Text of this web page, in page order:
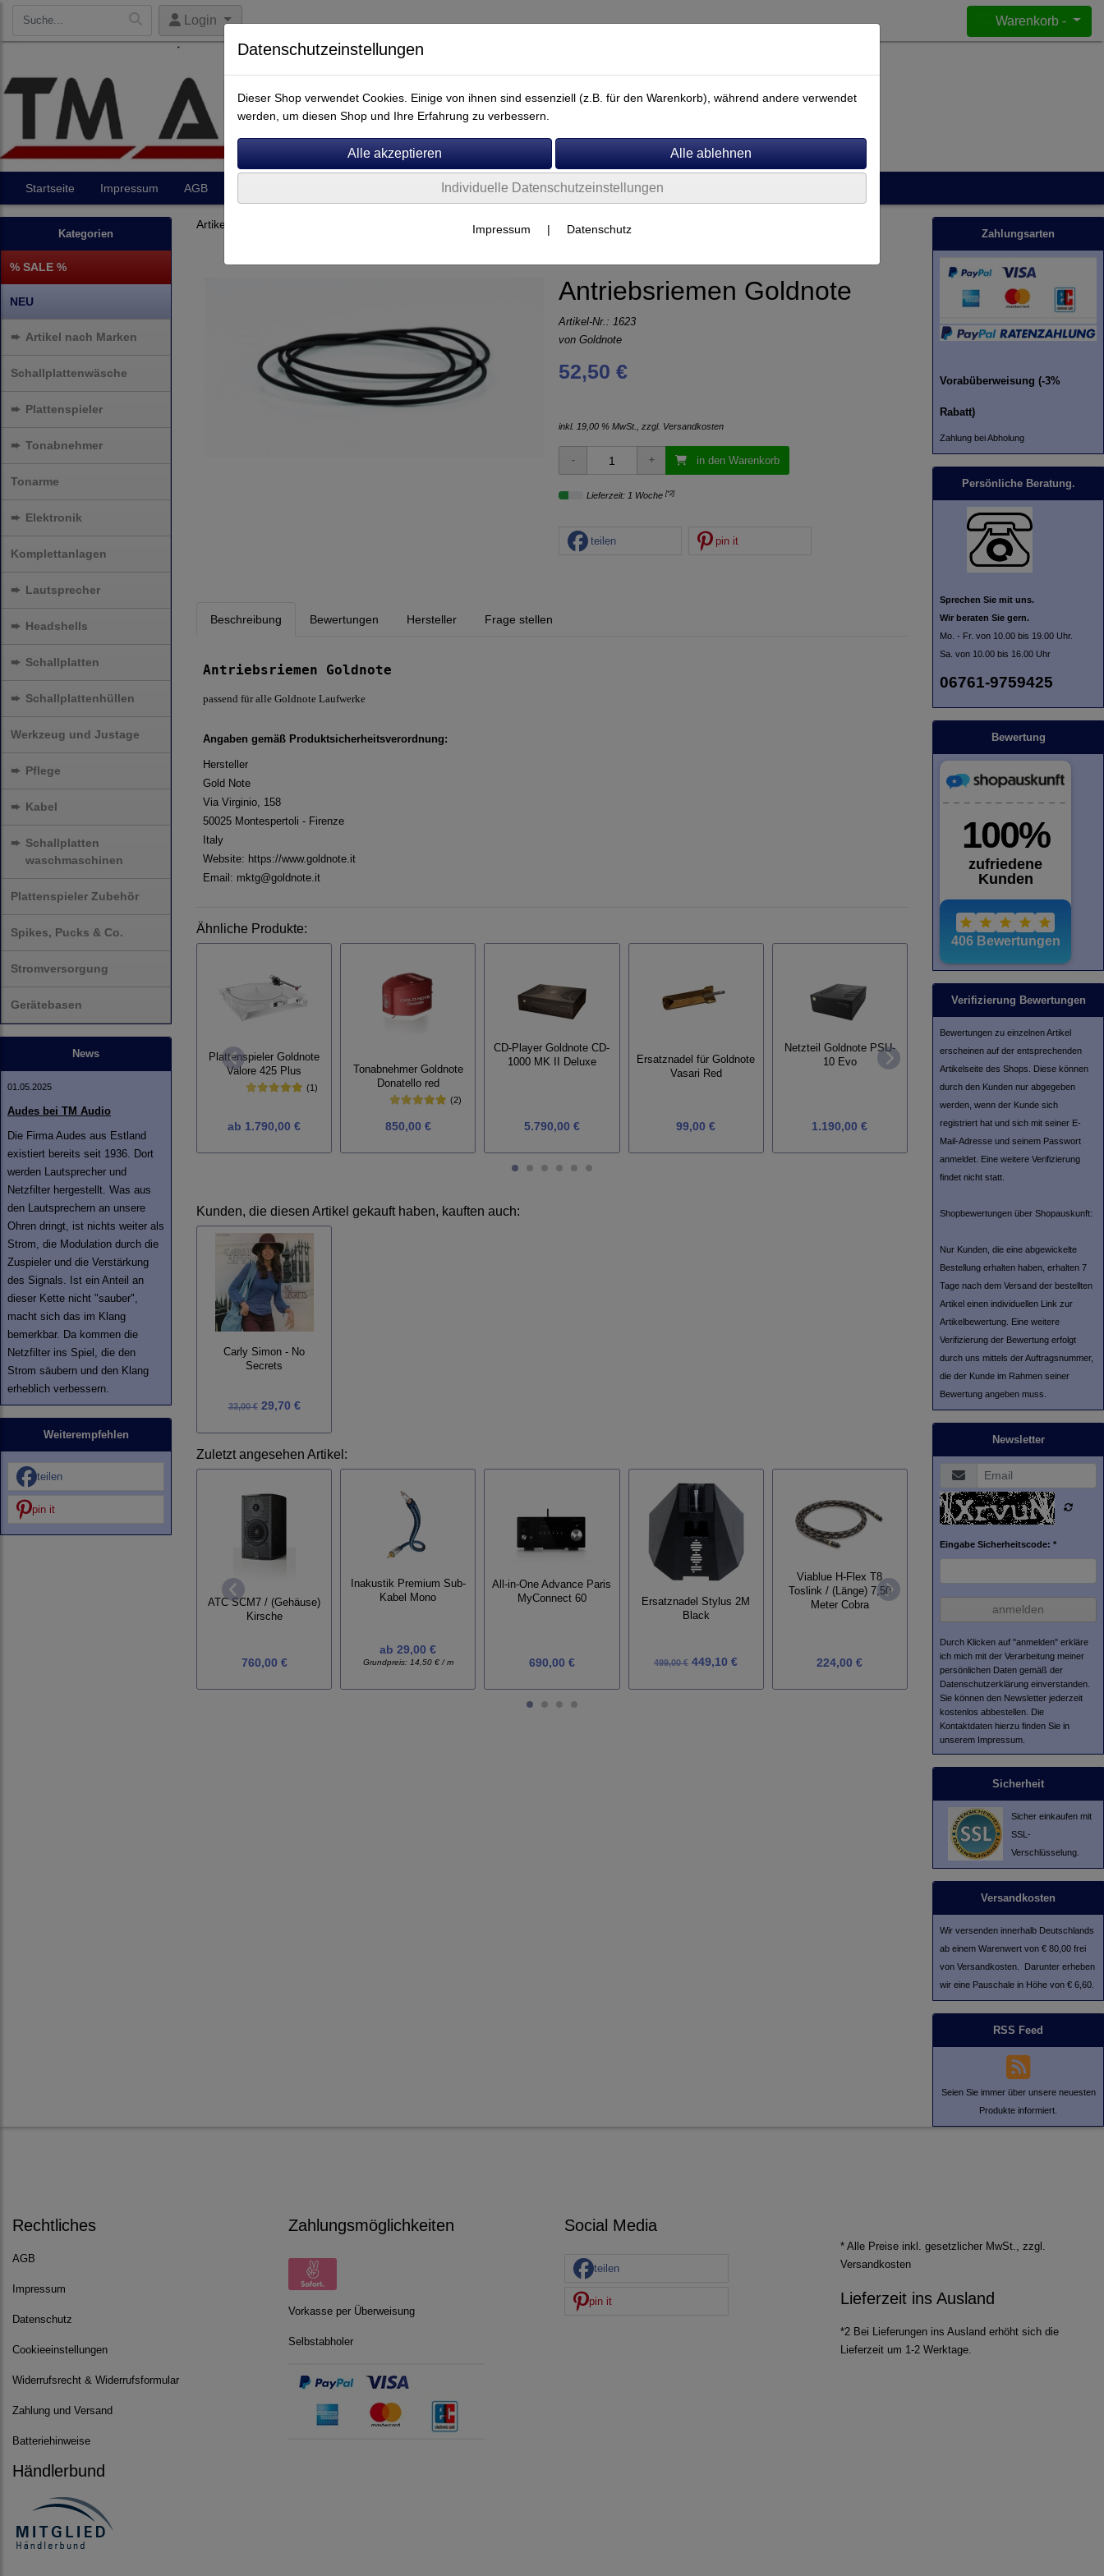
Login Warenkorb -
Startseite Impressum AGB
Kategorien
% SALE %
NEU
➨ Artikel nach Marken
Schallplattenwäsche
➨ Plattenspieler
➨ Tonabnehmer
Tonarme
➨ Elektronik
Komplettanlagen
➨ Lautsprecher
➨ Headshells
➨ Schallplatten
➨ Schallplattenhüllen
Werkzeug und Justage
➨ Pflege
➨ Kabel
➨ Schallplatten
waschmaschinen
Plattenspieler Zubehör
Spikes, Pucks & Co.
Stromversorgung
Gerätebasen
News
01.05.2025
Audes bei TM Audio
Die Firma Audes aus Estland
existiert bereits seit 1936. Dort
werden Lautsprecher und
Netzfilter hergestellt. Was aus
den Lautsprechern an unsere
Ohren dringt, ist nichts weiter als
Strom, die Modulation durch die
Zuspieler und die Verstärkung
des Signals. Ist ein Anteil an
dieser Kette nicht "sauber",
macht sich das im Klang
bemerkbar. Da kommen die
Netzfilter ins Spiel, die den
Strom säubern und den Klang
erheblich verbessern.
Weiterempfehlen
teilen
pin it
Artikel nach Marken
Antriebsriemen Goldnote
Artikel-Nr.: 1623
von Goldnote
52,50 €
inkl. 19,00 % MwSt., zzgl. Versandkosten
in den Warenkorb
Lieferzeit: 1 Woche [*2]
teilen pin it
Beschreibung Bewertungen Hersteller Frage stellen
Antriebsriemen Goldnote
passend für alle Goldnote Laufwerke
Angaben gemäß Produktsicherheitsverordnung:
Hersteller
Gold Note
Via Virginio, 158
50025 Montespertoli - Firenze
Italy
Website: https://www.goldnote.it
Email: mktg@goldnote.it
Ähnliche Produkte:
Plattenspieler Goldnote
Valore 425 Plus
(1)
ab 1.790,00 €
Tonabnehmer Goldnote
Donatello red
(2)
850,00 €
CD-Player Goldnote CD-
1000 MK II Deluxe
5.790,00 €
Ersatznadel für Goldnote
Vasari Red
99,00 €
Netzteil Goldnote PSU-
10 Evo
1.190,00 €
Plattenspieler Goldnote
Giglio
ab4.990,00 €
Kunden, die diesen Artikel gekauft haben, kauften auch:
Carly Simon - No
Secrets
33,00 €29,70 €
Zuletzt angesehen Artikel:
ATC SCM7 / (Gehäuse)
Kirsche
760,00 €
Inakustik Premium Sub-
Kabel Mono
ab 29,00 €
Grundpreis: 14,50 € / m
All-in-One Advance Paris
MyConnect 60
690,00 €
Ersatznadel Stylus 2M
Black
499,00 € 449,10 €
Viablue H-Flex T8
Toslink / (Länge) 7,50
Meter Cobra
224,00 €
Plattenspieler Goldnote
Mediterraneo
ab8.290,00 €
Fyne
Zahlungsarten
Vorabüberweisung (-3%
Rabatt)
Zahlung bei Abholung
Persönliche Beratung.
Sprechen Sie mit uns.
Wir beraten Sie gern.
Mo. - Fr. von 10.00 bis 19.00 Uhr.
Sa. von 10.00 bis 16.00 Uhr
06761-9759425
Bewertung
Verifizierung Bewertungen
Bewertungen zu einzelnen Artikel
erscheinen auf der entsprechenden
Artikelseite des Shops. Diese können
durch den Kunden nur abgegeben
werden, wenn der Kunde sich
registriert hat und sich mit seiner E-
Mail-Adresse und seinem Passwort
anmeldet. Eine weitere Verifizierung
findet nicht statt.
Shopbewertungen über Shopauskunft:
Nur Kunden, die eine abgewickelte
Bestellung erhalten haben, erhalten 7
Tage nach dem Versand der bestellten
Artikel einen individuellen Link zur
Artikelbewertung. Eine weitere
Verifizierung der Bewertung erfolgt
durch uns mittels der Auftragsnummer,
die der Kunde im Rahmen seiner
Bewertung angeben muss.
Newsletter
Eingabe Sicherheitscode: *
anmelden
Durch Klicken auf "anmelden" erkläre
ich mich mit der Verarbeitung meiner
persönlichen Daten gemäß der
Datenschutzerklärung einverstanden.
Sie können den Newsletter jederzeit
kostenlos abbestellen. Die
Kontaktdaten hierzu finden Sie in
unserem Impressum.
Sicherheit
Sicher einkaufen mit
SSL-
Verschlüsselung.
Versandkosten
Wir versenden innerhalb Deutschlands
ab einem Warenwert von € 80,00 frei
von Versandkosten. Darunter erheben
wir eine Pauschale in Höhe von € 6,60.
RSS Feed
Seien Sie immer über unsere neuesten
Produkte informiert.
Rechtliches
AGB
Impressum
Datenschutz
Cookieeinstellungen
Widerrufsrecht & Widerrufsformular
Zahlung und Versand
Batteriehinweise
Händlerbund
Zahlungsmöglichkeiten
Vorkasse per Überweisung
Selbstabholer
Social Media
teilen
pin it
* Alle Preise inkl. gesetzlicher MwSt., zzgl.
Versandkosten
Lieferzeit ins Ausland
*2 Bei Lieferungen ins Ausland erhöht sich die
Lieferzeit um 1-2 Werktage.
Datenschutzeinstellungen
Dieser Shop verwendet Cookies. Einige von ihnen sind essenziell (z.B. für den Warenkorb), während andere verwendet
werden, um diesen Shop und Ihre Erfahrung zu verbessern.
Individuelle Datenschutzeinstellungen
Impressum | Datenschutz